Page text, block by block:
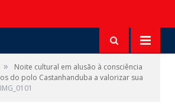
»
Noite cultural em alusão à consciência
do polo Castanhanduba a valorizar sua
IMG_0101